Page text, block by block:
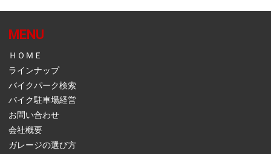
MENU
ＨＯＭＥ
ラインナップ
バイクパーク検索
バイク駐車場経営
お問い合わせ
会社概要
ガレージの選び方